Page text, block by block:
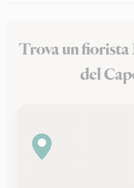
Trova un
del